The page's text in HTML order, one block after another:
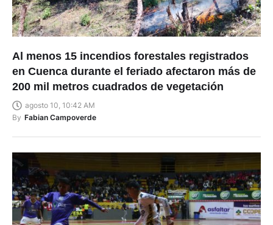
Al menos 15 incendios forestales registrados
en Cuenca durante el feriado afectaron más de
200 mil metros cuadrados de vegetación
agosto 10, 10:42 AM
By Fabian Campoverde